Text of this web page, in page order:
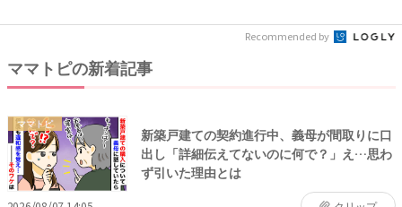
Recommended by
ママトピの新着記事
ママトピ
新築戸建ての契約進行中、義母が間取りに口
出し「詳細伝えてないのに何で？」え…思わ
ず引いた理由とは